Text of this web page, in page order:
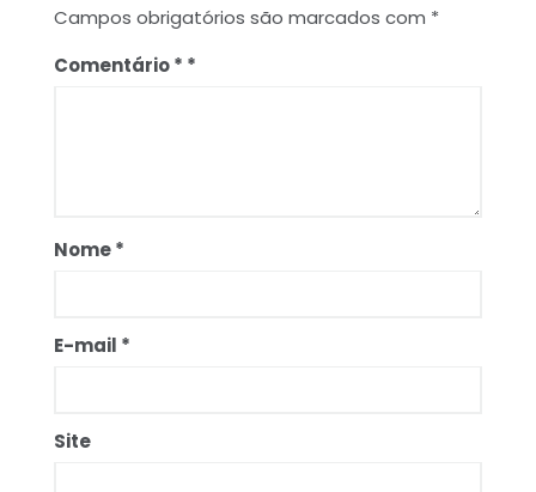
Campos obrigatórios são marcados com *
Comentário*
Nome*
E-mail *
Site